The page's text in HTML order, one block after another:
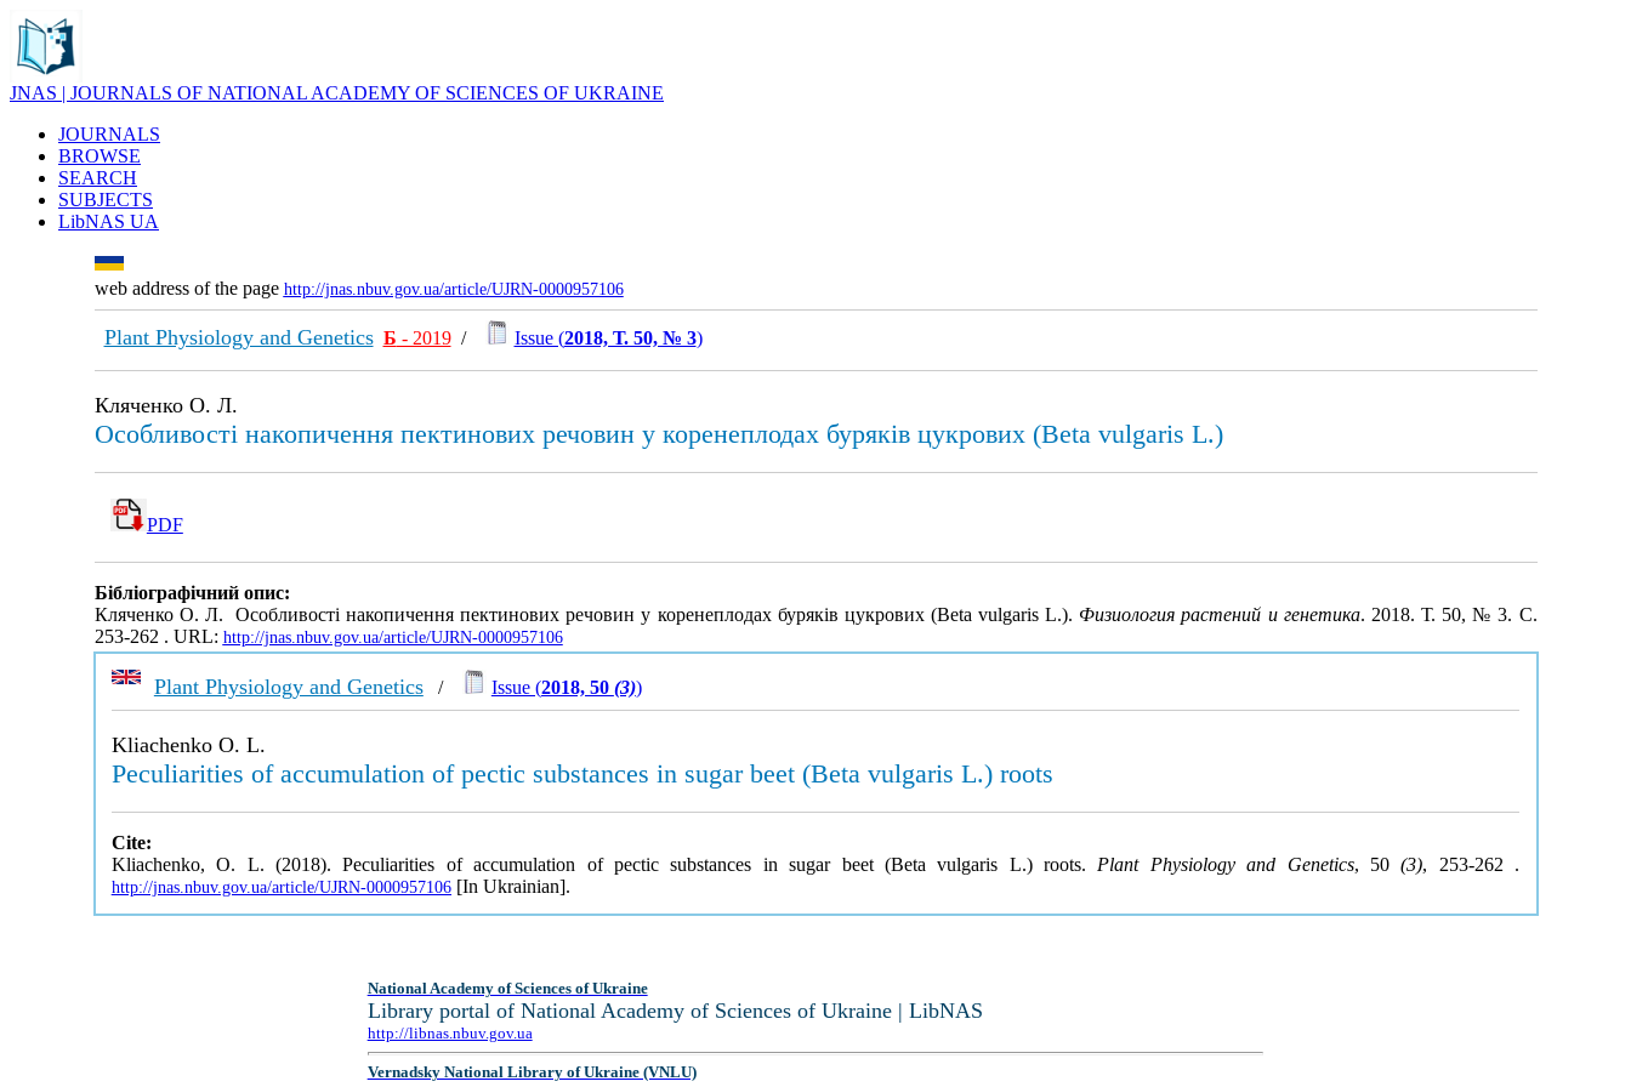
JNAS | JOURNALS OF NATIONAL ACADEMY OF SCIENCES OF UKRAINE
JOURNALS
BROWSE
SEARCH
SUBJECTS
LibNAS UA
web address of the page http://jnas.nbuv.gov.ua/article/UJRN-0000957106
Plant Physiology and Genetics Б - 2019/ Issue (2018, Т. 50, № 3)
Кляченко О. Л.
Особливості накопичення пектинових речовин у коренеплодах буряків цукрових (Beta vulgaris L.)
PDF
Бібліографічний опис:
Кляченко О. Л. Особливості накопичення пектинових речовин у коренеплодах буряків цукрових (Beta vulgaris L.). Физиология растений и генетика. 2018. Т. 50, № 3. С.
253-262 . URL: http://jnas.nbuv.gov.ua/article/UJRN-0000957106
Plant Physiology and Genetics/ Issue (2018, 50 (3))
Kliachenko O. L.
Peculiarities of accumulation of pectic substances in sugar beet (Beta vulgaris L.) roots
Cite:
Kliachenko, O. L. (2018). Peculiarities of accumulation of pectic substances in sugar beet (Beta vulgaris L.) roots. Plant Physiology and Genetics, 50(3), 253-262 .
http://jnas.nbuv.gov.ua/article/UJRN-0000957106[In Ukrainian].
National Academy of Sciences of Ukraine
Library portal of National Academy of Sciences of Ukraine | LibNAS
http://libnas.nbuv.gov.ua
Vernadsky National Library of Ukraine (VNLU)